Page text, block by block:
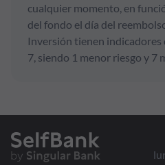
cualquier momento, en
del fondo el día del
Inversión tienen indicadores
7, siendo 1 menor riesgo y 7